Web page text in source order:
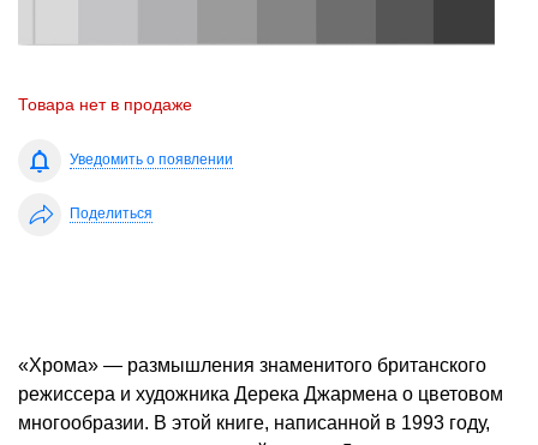
Товара нет в продаже
Уведомить о появлении
Поделиться
«Хрома» — размышления знаменитого британского
режиссера и художника Дерека Джармена о цветовом
многообразии. В этой книге, написанной в 1993 году,